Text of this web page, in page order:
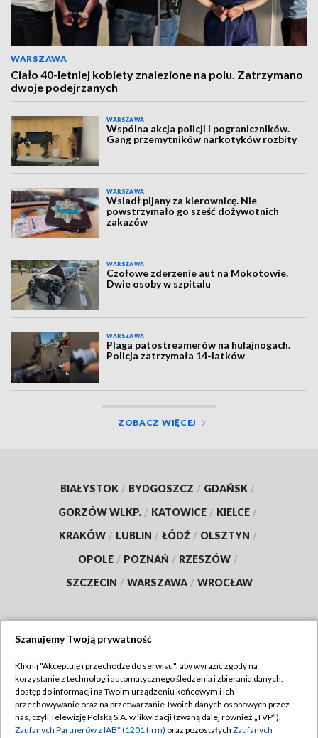
WARSZAWA
Ciało 40-letniej kobiety znalezione na polu. Zatrzymano
dwoje podejrzanych
WARSZAWA
Wspólna akcja policji i pograniczników.
Gang przemytników narkotyków rozbity
WARSZAWA
Wsiadł pijany za kierownicę. Nie
powstrzymało go sześć dożywotnich
zakazów
WARSZAWA
Czołowe zderzenie aut na Mokotowie.
Dwie osoby w szpitalu
WARSZAWA
Plaga patostreamerów na hulajnogach.
Policja zatrzymała 14-latków
ZOBACZ WIĘCEJ
BIAŁYSTOK / BYDGOSZCZ / GDAŃSK /
GORZÓW WLKP. / KATOWICE / KIELCE /
KRAKÓW / LUBLIN / ŁÓDŹ / OLSZTYN /
OPOLE / POZNAŃ / RZESZÓW /
SZCZECIN / WARSZAWA / WROCŁAW
TVP
Abonament TVP
Emisja w TVP
Regulamin TVP
Polityka prywatności
Szanujemy Twoją prywatność
Kliknij "Akceptuję i przechodzę do serwisu", aby wyrazić zgody na
korzystanie z technologii automatycznego śledzenia i zbierania danych,
dostęp do informacji na Twoim urządzeniu końcowym i ich
przechowywanie oraz na przetwarzanie Twoich danych osobowych przez
nas, czyli Telewizję Polską S.A. w likwidacji (zwaną dalej również „TVP”),
Zaufanych Partnerów z IAB* (1201 firm) oraz pozostałych Zaufanych